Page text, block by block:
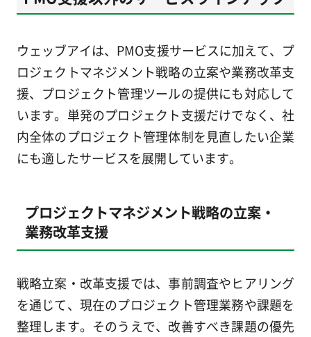
ウェッブアイは、PMO支援サービスに加えて、プ
ロジェクトマネジメント戦略の立案や業務改革支
援、プロジェクト管理ツールの提供にも対応して
います。単発のプロジェクト支援だけでなく、社
内全体のプロジェクト管理体制を見直したい企業
にも適したサービスを展開しています。
プロジェクトマネジメント戦略の立案・
業務改革支援
戦略立案・改革支援では、事前調査やヒアリング
を通じて、現在のプロジェクト管理業務や課題を
整理します。そのうえで、改善すべき課題の優先